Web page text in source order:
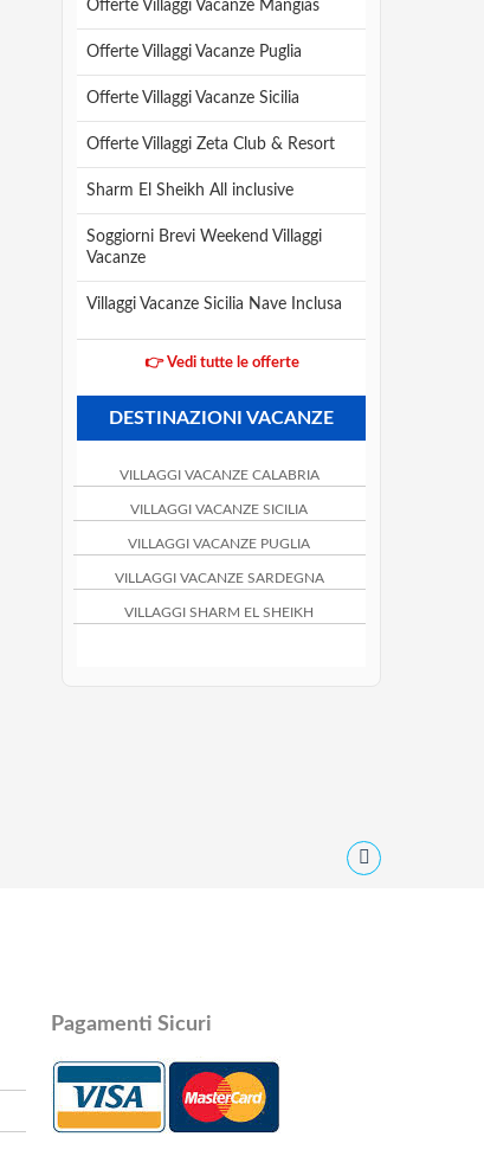
Offerte Villaggi Vacanze Mangias
Offerte Villaggi Vacanze Puglia
Offerte Villaggi Vacanze Sicilia
Offerte Villaggi Zeta Club & Resort
Sharm El Sheikh All inclusive
Soggiorni Brevi Weekend Villaggi
Vacanze
Villaggi Vacanze Sicilia Nave Inclusa
👉 Vedi tutte le offerte
DESTINAZIONI VACANZE
VILLAGGI VACANZE CALABRIA
VILLAGGI VACANZE SICILIA
VILLAGGI VACANZE PUGLIA
VILLAGGI VACANZE SARDEGNA
VILLAGGI SHARM EL SHEIKH
Pagamenti Sicuri